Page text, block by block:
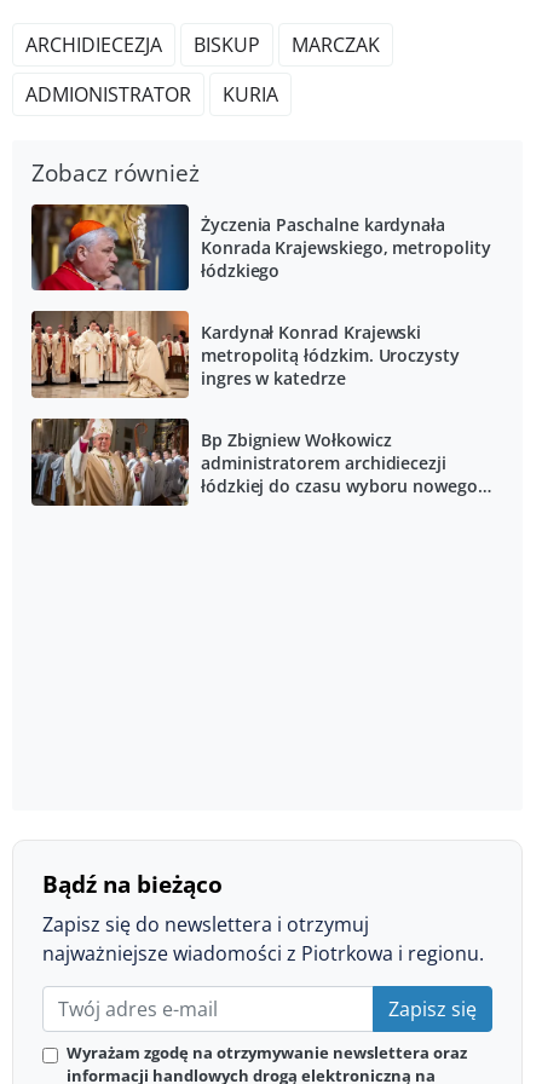
ARCHIDIECEZJA BISKUP
MARCZAK
ADMIONISTRATOR
KURIA
Zobacz również
Życzenia Paschalne kardynała
Konrada Krajewskiego, metropolity
łódzkiego
Kardynał Konrad Krajewski
metropolitą łódzkim. Uroczysty
ingres w katedrze
Bp Zbigniew Wołkowicz
administratorem archidiecezji
łódzkiej do czasu wyboru nowego
Bądź na bieżąco
Zapisz się do newslettera i otrzymuj
najważniejsze wiadomości z Piotrkowa i regionu.
Zapisz się
Wyrażam zgodę na otrzymywanie newslettera oraz
informacji handlowych drogą elektroniczną na